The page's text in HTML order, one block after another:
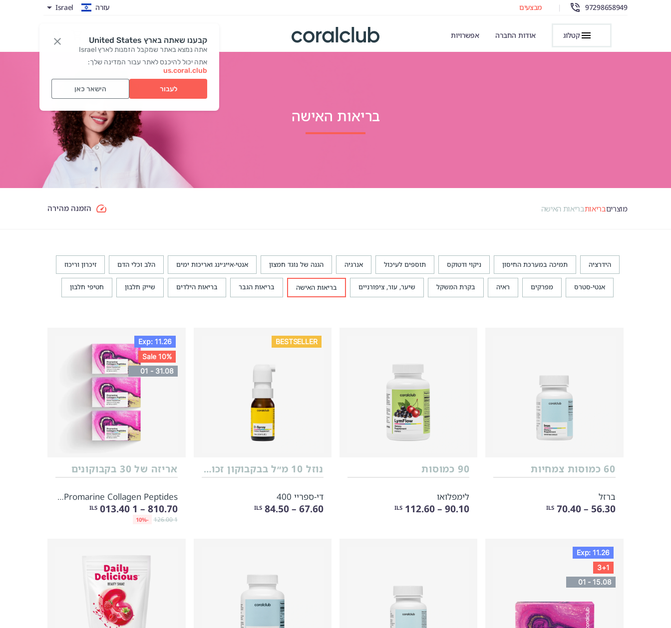
קבענו שאתה בארץ United States
אתה נמצא באתר שמקבל הזמנות לארץ Israel
אתה יכול להיכנס לאתר עבור המדינה שלך:
us.coral.club
לעבור הישאר כאן
97298658949
| מבצעים עזרה Israel
קטלוג אודות החברה אפשרויות כניסה
בריאות האישה
מוצריםבריאותבריאות האישה הזמנה מהירה
הידרציה תמיכה במערכת החיסון ניקוי ודטוקס תוספים לעיכול אנרגיה הגנה של נוגד חמצון אנטי-אייג׳ינג ואריכות ימים הלב וכלי הדם זיכרון וריכוז
אנטי-סטרס מפרקים ראיה בקרת המשקל שיער, עור, ציפורניים בריאות האישה בריאות הגבר בריאות הילדים שייק חלבון חטיפי חלבון
60 כמוסות צמחיות
ברזל
56.30 – 70.40
ILS
90 כמוסות
לימפלואו
90.10 – 112.60
ILS
BESTSELLER
נוזל 10 מ״ל בבקבוקון זכוכית עם מנפק
די-ספריי 400
67.60 – 84.50
ILS
Exp: 11.26
Sale 10%
01 - 31.08
אריזה של 30 בקבוקונים
Promarine Collagen Peptides ערכה לחודש
810.70 – 1 013.40
ILS
1 126.00
-10%
Exp: 11.26
3+1
01 - 15.08